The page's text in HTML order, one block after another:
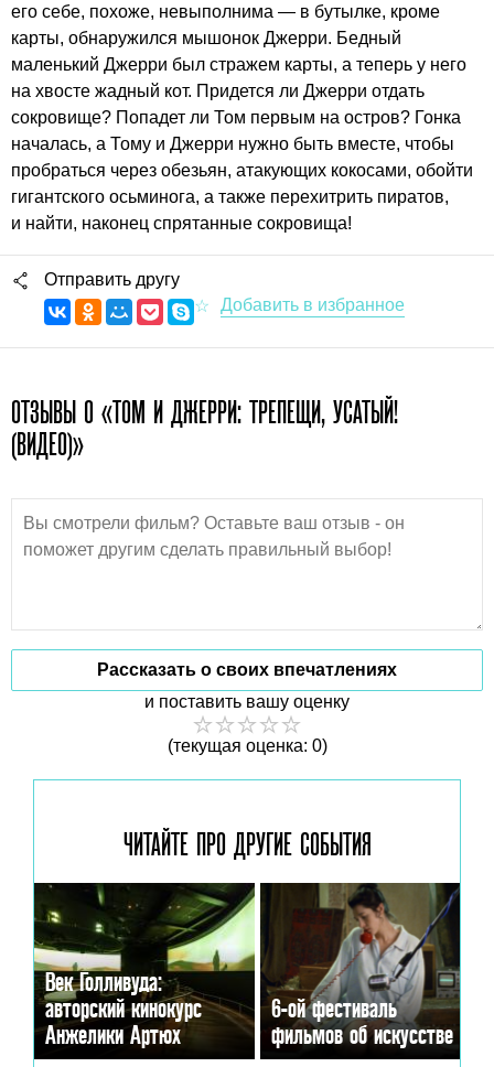
его себе, похоже, невыполнима — в бутылке, кроме
карты, обнаружился мышонок Джерри. Бедный
маленький Джерри был стражем карты, а теперь у него
на хвосте жадный кот. Придется ли Джерри отдать
сокровище? Попадет ли Том первым на остров? Гонка
началась, а Тому и Джерри нужно быть вместе, чтобы
пробраться через обезьян, атакующих кокосами, обойти
гигантского осьминога, а также перехитрить пиратов,
и найти, наконец спрятанные сокровища!
Отправить другу
ОТЗЫВЫ О «ТОМ И ДЖЕРРИ: ТРЕПЕЩИ, УСАТЫЙ!
(ВИДЕО)»
Рассказать о своих впечатлениях
и поставить вашу оценку
(текущая оценка: 0)
ЧИТАЙТЕ ПРО ДРУГИЕ СОБЫТИЯ
Век Голливуда:
авторский кинокурс
Анжелики Артюх
6-ой фестиваль
фильмов об искусстве